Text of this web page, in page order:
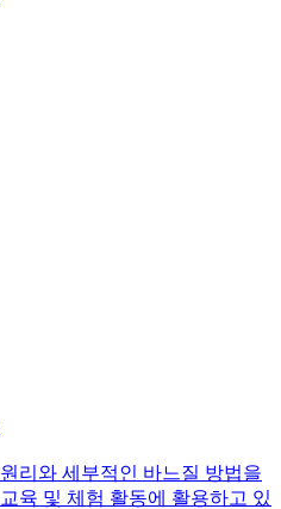
리와 세부적인 바느질 방법을
육 및 체험 활동에 활용하고 있